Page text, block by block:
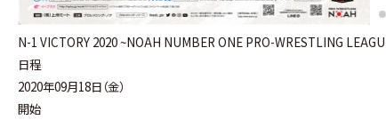
N-1 VICTORY 2020 ~NOAH NUMBER ONE PRO-WRESTLING
日程
2020年09月18日（金）
開始